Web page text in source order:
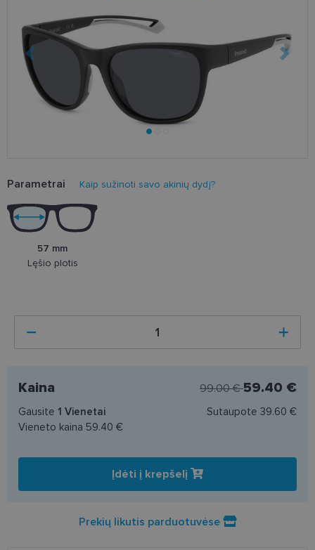
Parametrai Kaip sužinoti savo akinių dydį?
57 mm
Lęšio plotis
Kaina 99.00 €59.40 €
Gausite 1 Vienetai
Vieneto kaina 59.40 €
Sutaupote 39.60 €
Įdėti į krepšelį
Prekių likutis parduotuvėse